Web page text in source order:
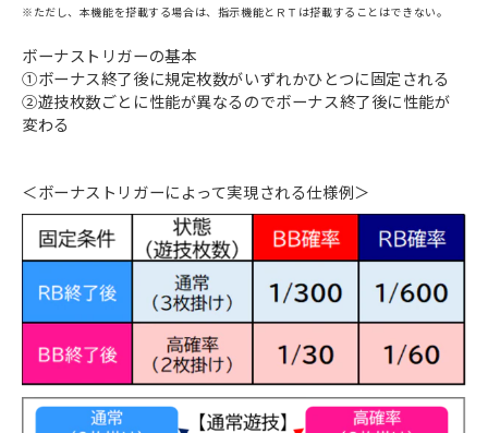
※ただし、本機能を搭載する場合は、指示機能とＲＴは搭載することはできない。
ボーナストリガーの基本
①ボーナス終了後に規定枚数がいずれかひとつに固定される
②遊技枚数ごとに性能が異なるのでボーナス終了後に性能が
変わる
＜ボーナストリガーによって実現される仕様例＞